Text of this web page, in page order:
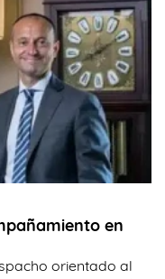
en
orientado al